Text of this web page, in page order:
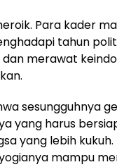
Para kader
tahun
merawat
sesungguhnya
yang harus
yang lebih
mampu